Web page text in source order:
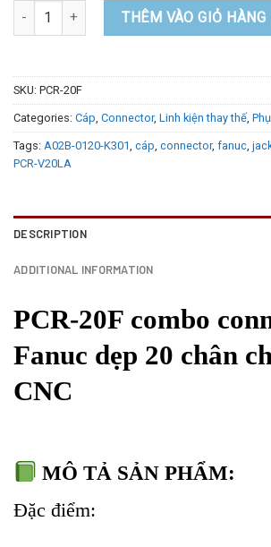
PCR-20F combo connector Fanuc dẹp 20
THÊM VÀO GIỎ HÀNG
SKU: PCR-20F
Categories: Cáp Connector, Linh kiện thay thế
Tags: A02B-0120-K301 cáp connector, fanuc
PCR-V20LA
DESCRIPTION
ADDITIONAL INFORMATION
PCR-20F combo
Fanuc dẹp 20 chân
CNC
MÔ TẢ SẢN PHẨM:
Đặc điểm: